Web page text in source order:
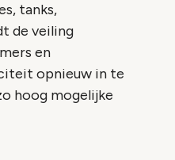
tanks,
de veiling
en
opnieuw in te
hoog mogelijke